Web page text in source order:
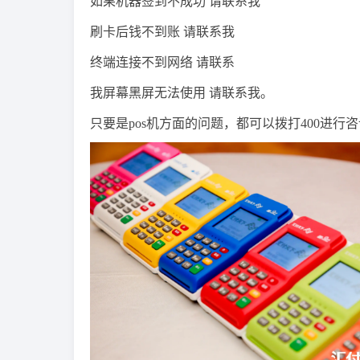
刷卡后钱不到账 请联系我
终端连接不到网络 请联系
我屏幕黑屏无法使用 请联系我。
只要是pos机方面的问题，都可以拨打400进行